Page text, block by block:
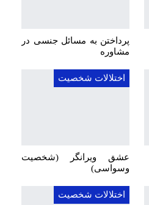
پرداختن به مسائل جنسی در
مشاوره
اختلالات شخصیت
عشق ویرانگر (شخصیت
وسواسی)
اختلالات شخصیت